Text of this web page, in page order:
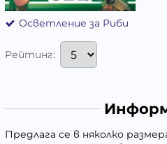
Осветление за Риби
Рейтинг:
Предлага се в няколко